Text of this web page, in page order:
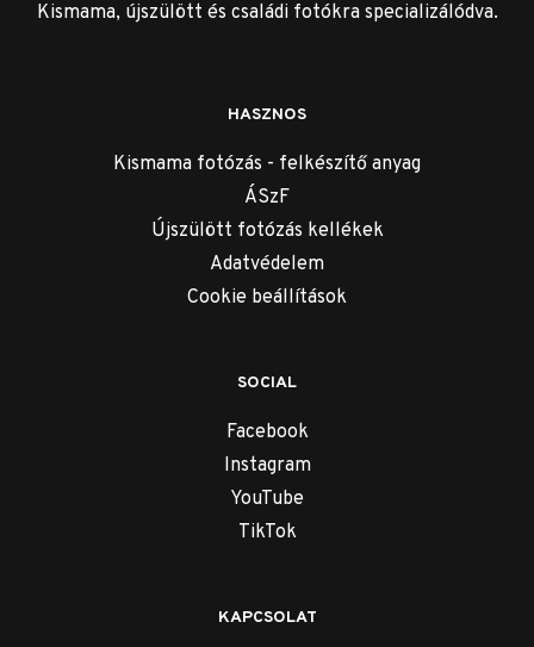
Kismama, újszülött és családi fotókra specializálódva.
HASZNOS
Kismama fotózás - felkészítő anyag
ÁSzF
Újszülött fotózás kellékek
Adatvédelem
Cookie beállítások
SOCIAL
Facebook
Instagram
YouTube
TikTok
KAPCSOLAT